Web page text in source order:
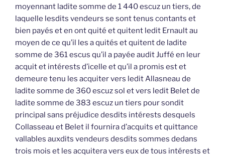
moyennant ladite somme de 1 440 escuz un tiers, de
laquelle lesdits vendeurs se sont tenus contants et
bien payés et en ont quité et quitent ledit Ernault au
moyen de ce qu’il les a quités et quitent de ladite
somme de 361 escus qu’il a payée audit Juffé en leur
acquit et intérests d’icelle et qu’il a promis est et
demeure tenu les acquiter vers ledit Allasneau de
ladite somme de 360 escuz sol et vers ledit Belet de
ladite somme de 383 escuz un tiers pour sondit
principal sans préjudice desdits intérests desquels
Collasseau et Belet il fournira d’acquits et quittance
vallables auxdits vendeurs desdits sommes dedans
trois mois et les acquitera vers eux de tous intérests et